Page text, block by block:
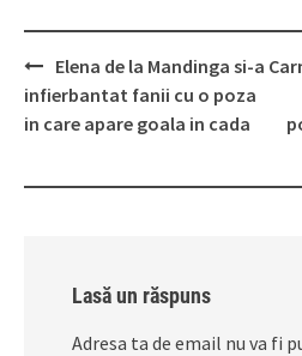
Post
navigation
Elena de la Mandinga si-a
infierbantat fanii cu o poza
in care apare goala in cada
Lasă un răspuns
Adresa ta de email nu va fi